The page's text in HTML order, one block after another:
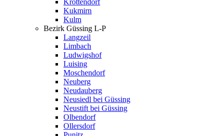
Krottendorf
Kukmirn
Kulm
Bezirk Güssing L-P
Langzeil
Limbach
Ludwigshof
Luising
Moschendorf
Neuberg
Neudauberg
Neusiedl bei Güssing
Neustift bei Güssing
Olbendorf
Ollersdorf